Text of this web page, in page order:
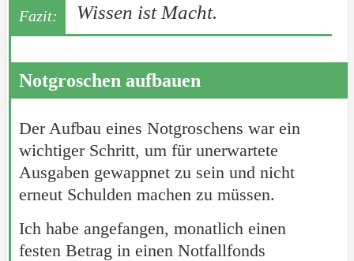
Wissen ist Macht.
Notgroschen aufbauen
Der Aufbau eines Notgroschens war ein
wichtiger Schritt, um für unerwartete
Ausgaben gewappnet zu sein und nicht
erneut Schulden machen zu müssen.
Ich habe angefangen, monatlich einen
festen Betrag in einen Notfallfonds